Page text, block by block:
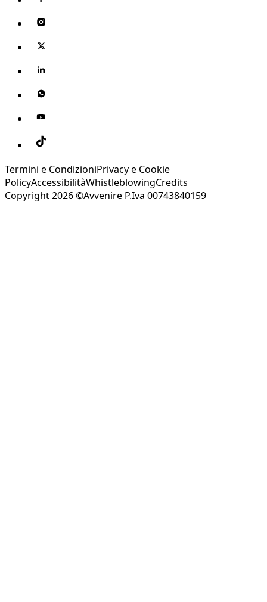
Termini e CondizioniPrivacy e Cookie
PolicyAccessibilitàWhistleblowingCredits
Copyright 2026 ©Avvenire P.Iva 00743840159